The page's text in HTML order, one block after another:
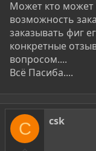
Может кто может
возможность
заказывать фиг
конкретные
вопросом....
Всё Пасиба....
C csk